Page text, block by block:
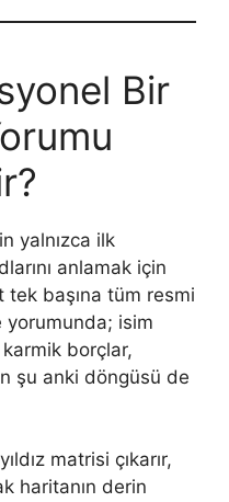
Bir
yalnızca ilk
anlamak için
tek başına tüm resmi
yorumunda; isim
borçlar,
şu anki döngüsü de
matrisi çıkarır,
haritanın derin